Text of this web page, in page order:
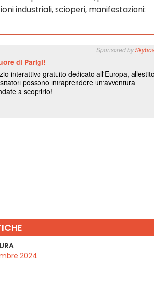
industriali, scioperi, manifestazioni:
2024